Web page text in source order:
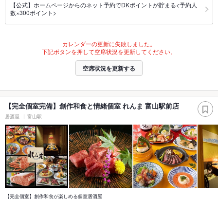
【公式】ホームページからのネット予約でDKポイントが貯まる<予約人
数×300ポイント>
カレンダーの更新に失敗しました。
下記ボタンを押して空席状況を更新してください。
空席状況を更新する
【完全個室完備】創作和食と情緒個室 れんま 富山駅前店
居酒屋 富山駅
【完全個室】創作和食が楽しめる個室居酒屋